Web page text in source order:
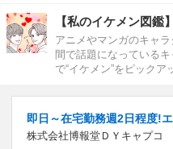
【私のイケメン図鑑】
アニメやマンガのキャ
間で話題になっている
で“イケメン”をピック
即日～在宅勤務週2日程度!
株式会社博報堂ＤＹキャプコ